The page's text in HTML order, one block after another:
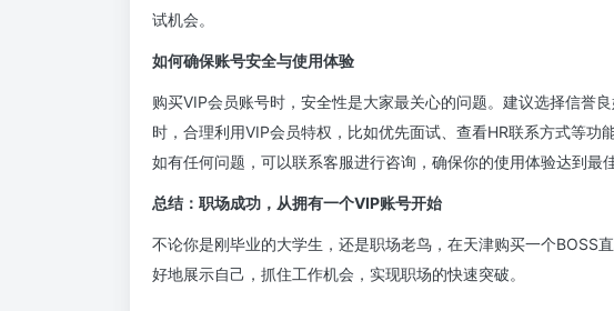
试机会。
如何确保账号安全与使用体验
购买VIP会员账号时，安全性是大家最关心的问题。建议选择信誉
时，合理利用VIP会员特权，比如优先面试、查看HR联系方式等功
如有任何问题，可以联系客服进行咨询，确保你的使用体验达到最佳
总结：职场成功，从拥有一个VIP账号开始
不论你是刚毕业的大学生，还是职场老鸟，在天津购买一个BOSS
好地展示自己，抓住工作机会，实现职场的快速突破。